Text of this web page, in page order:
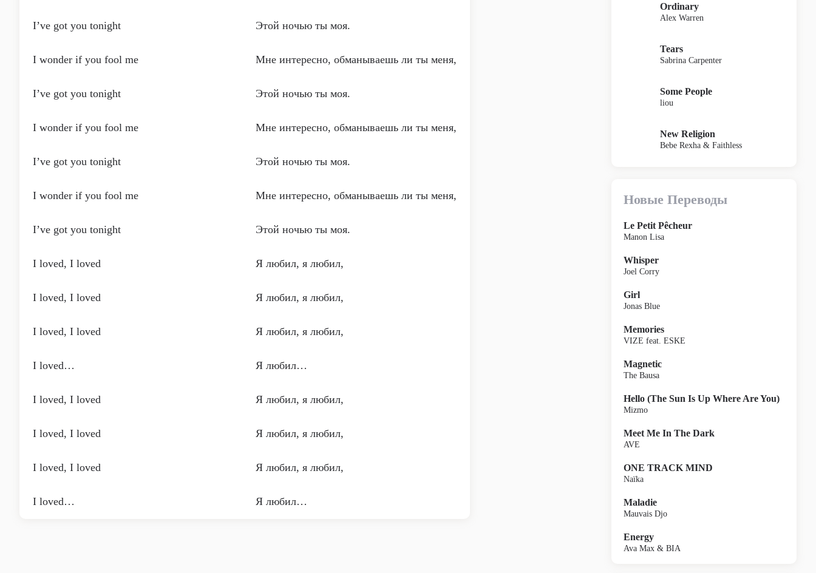
I’ve got you tonight Этой ночью ты моя.
I wonder if you fool me Мне интересно, обманываешь ли ты меня,
I’ve got you tonight Этой ночью ты моя.
I wonder if you fool me Мне интересно, обманываешь ли ты меня,
I’ve got you tonight Этой ночью ты моя.
I wonder if you fool me Мне интересно, обманываешь ли ты меня,
I’ve got you tonight Этой ночью ты моя.
I loved, I loved Я любил, я любил,
I loved, I loved Я любил, я любил,
I loved, I loved Я любил, я любил,
I loved… Я любил…
I loved, I loved Я любил, я любил,
I loved, I loved Я любил, я любил,
I loved, I loved Я любил, я любил,
I loved… Я любил…
Ordinary
Alex Warren
Tears
Sabrina Carpenter
Some People
liou
New Religion
Bebe Rexha & Faithless
Новые Переводы
Le Petit Pêcheur
Manon Lisa
Whisper
Joel Corry
Girl
Jonas Blue
Memories
VIZE feat. ESKE
Magnetic
The Bausa
Hello (The Sun Is Up Where Are You)
Mizmo
Meet Me In The Dark
AVE
ONE TRACK MIND
Naïka
Maladie
Mauvais Djo
Energy
Ava Max & BIA